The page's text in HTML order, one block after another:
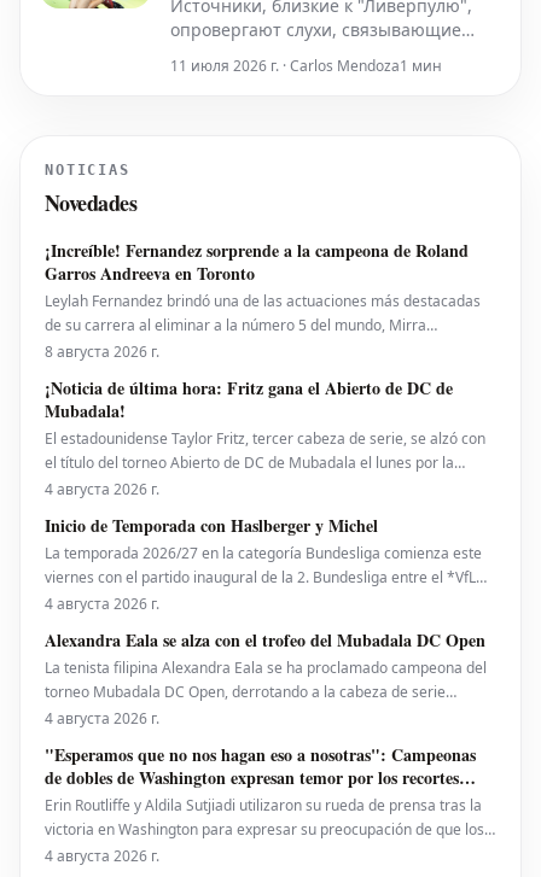
Источники, близкие к "Ливерпулю",
опровергают слухи, связывающие
Вирца с переходом в мадридский
11 июля 2026 г. · Carlos Mendoza1 мин
NOTICIAS
Novedades
¡Increíble! Fernandez sorprende a la campeona de Roland
Garros Andreeva en Toronto
Leylah Fernandez brindó una de las actuaciones más destacadas
de su carrera al eliminar a la número 5 del mundo, Mirra
Andreeva, con un contundente 6-1, 6-4 el viernes por la noche. Con
Bank Open presentado por Rogers en Toront
8 августа 2026 г.
¡Noticia de última hora: Fritz gana el Abierto de DC de
Mubadala!
El estadounidense Taylor Fritz, tercer cabeza de serie, se alzó con
el título del torneo Abierto de DC de Mubadala el lunes por la
noche, tras derrotar al español Rafael Jodar por 7-6 (2), 6-4. Este es
10 del ranking mundial, habí
4 августа 2026 г.
Inicio de Temporada con Haslberger y Michel
La temporada 2026/27 en la categoría Bundesliga comienza este
viernes con el partido inaugural de la 2. Bundesliga entre el *VfL
Bochum* y el *Hertha BSC*. El encuentro será dirigido por
y **Martin Speckner**. **Tom Bauer** eje
4 августа 2026 г.
Alexandra Eala se alza con el trofeo del Mubadala DC Open
La tenista filipina Alexandra Eala se ha proclamado campeona del
torneo Mubadala DC Open, derrotando a la cabeza de serie
número uno, la estadounidense Jessica Pegula, con un marcador
puesto 28 del ranking mundial, demostró su
4 августа 2026 г.
"Esperamos que no nos hagan eso a nosotras": Campeonas
de dobles de Washington expresan temor por los recortes
propuestos por la ATP que se extienden a la WTA
Erin Routliffe y Aldila Sutjiadi utilizaron su rueda de prensa tras la
victoria en Washington para expresar su preocupación de que los
recortes propuestos por la ATP en dobles puedan llegar
4 августа 2026 г.